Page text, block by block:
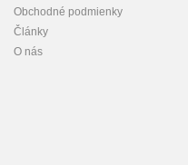
Obchodné podmienky
Články
O nás